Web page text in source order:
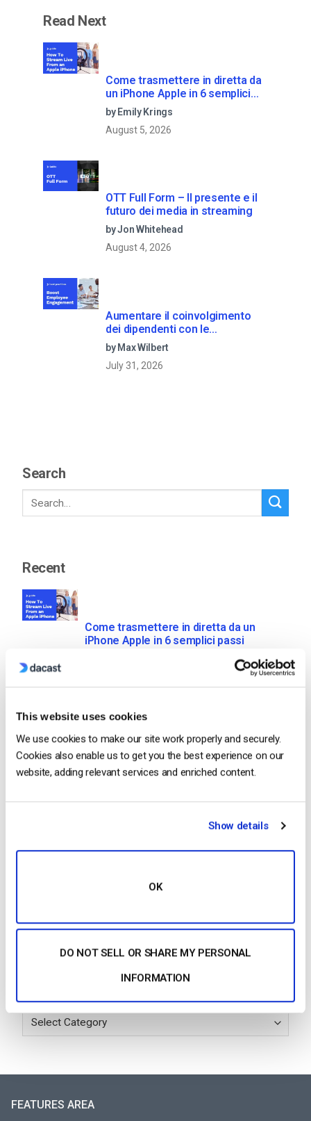
This website uses cookies
We use cookies to make our site work properly and securely.
Cookies also enable us to get you the best experience on our
website, adding relevant services and enriched content.
Show details
OK
DO NOT SELL OR SHARE MY PERSONAL
INFORMATION
Read Next
Come trasmettere in diretta da
un iPhone Apple in 6 semplici
passi
by Emily Krings
August 5, 2026
OTT Full Form – Il presente e il
futuro dei media in streaming
by Jon Whitehead
August 4, 2026
Aumentare il coinvolgimento
dei dipendenti con le
comunicazioni aziendali in live
streaming
by Max Wilbert
July 31, 2026
Search
Recent
Come trasmettere in diretta da un
iPhone Apple in 6 semplici passi
OTT Full Form – Il presente e il futuro dei
media in streaming
by Jon Whitehead
aziendali in live streaming
FEATURES AREA